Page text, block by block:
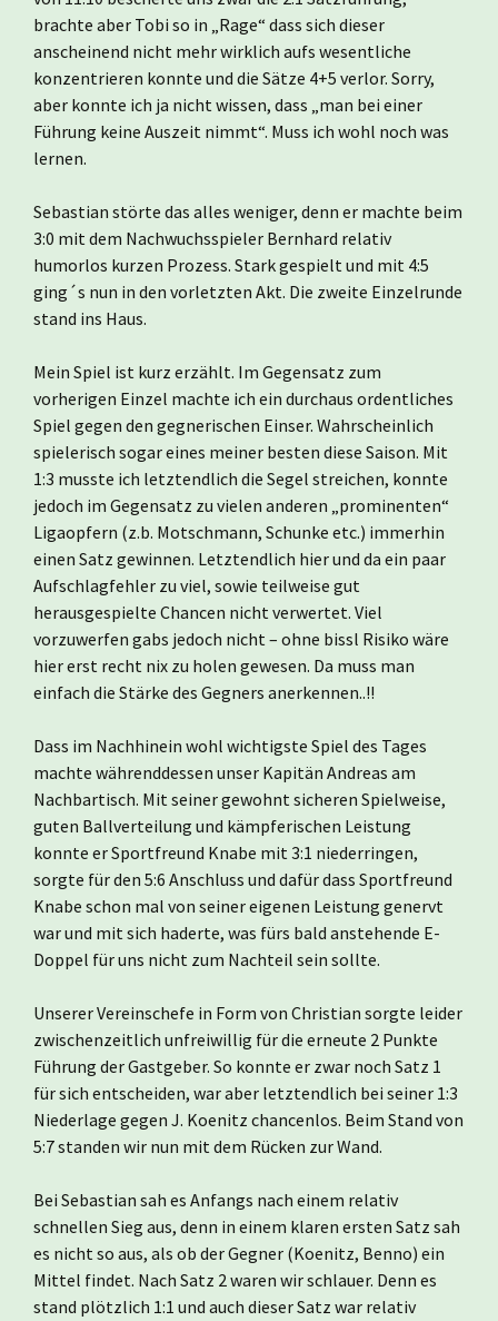
brachte aber Tobi so in „Rage“ dass sich dieser
anscheinend nicht mehr wirklich aufs wesentliche
konzentrieren konnte und die Sätze 4+5 verlor. Sorry,
aber konnte ich ja nicht wissen, dass „man bei einer
Führung keine Auszeit nimmt“. Muss ich wohl noch was
lernen.
Sebastian störte das alles weniger, denn er machte beim
3:0 mit dem Nachwuchsspieler Bernhard relativ
humorlos kurzen Prozess. Stark gespielt und mit 4:5
ging´s nun in den vorletzten Akt. Die zweite Einzelrunde
stand ins Haus.
Mein Spiel ist kurz erzählt. Im Gegensatz zum
vorherigen Einzel machte ich ein durchaus ordentliches
Spiel gegen den gegnerischen Einser. Wahrscheinlich
spielerisch sogar eines meiner besten diese Saison. Mit
1:3 musste ich letztendlich die Segel streichen, konnte
jedoch im Gegensatz zu vielen anderen „prominenten“
Ligaopfern (z.b. Motschmann, Schunke etc.) immerhin
einen Satz gewinnen. Letztendlich hier und da ein paar
Aufschlagfehler zu viel, sowie teilweise gut
herausgespielte Chancen nicht verwertet. Viel
vorzuwerfen gabs jedoch nicht – ohne bissl Risiko wäre
hier erst recht nix zu holen gewesen. Da muss man
einfach die Stärke des Gegners anerkennen..!!
Dass im Nachhinein wohl wichtigste Spiel des Tages
machte währenddessen unser Kapitän Andreas am
Nachbartisch. Mit seiner gewohnt sicheren Spielweise,
guten Ballverteilung und kämpferischen Leistung
konnte er Sportfreund Knabe mit 3:1 niederringen,
sorgte für den 5:6 Anschluss und dafür dass Sportfreund
Knabe schon mal von seiner eigenen Leistung genervt
war und mit sich haderte, was fürs bald anstehende E-
Doppel für uns nicht zum Nachteil sein sollte.
Unserer Vereinschefe in Form von Christian sorgte leider
zwischenzeitlich unfreiwillig für die erneute 2 Punkte
Führung der Gastgeber. So konnte er zwar noch Satz 1
für sich entscheiden, war aber letztendlich bei seiner 1:3
Niederlage gegen J. Koenitz chancenlos. Beim Stand von
5:7 standen wir nun mit dem Rücken zur Wand.
Bei Sebastian sah es Anfangs nach einem relativ
schnellen Sieg aus, denn in einem klaren ersten Satz sah
es nicht so aus, als ob der Gegner (Koenitz, Benno) ein
Mittel findet. Nach Satz 2 waren wir schlauer. Denn es
stand plötzlich 1:1 und auch dieser Satz war relativ